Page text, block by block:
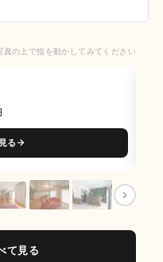
真の上で指を動かしてみてください
みてください
る
て見る